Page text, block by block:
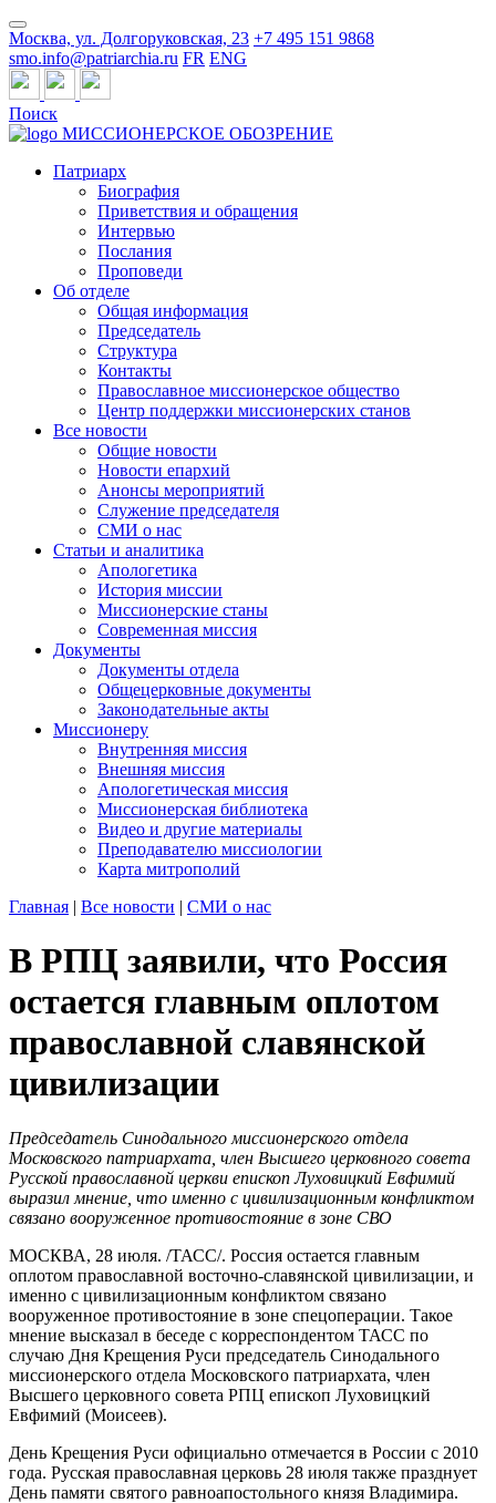
Москва, ул. Долгоруковская, 23 +7 495 151 9868
smo.info@patriarchia.ru FR ENG
Поиск
МИССИОНЕРСКОЕ ОБОЗРЕНИЕ
Патриарх
Биография
Приветствия и обращения
Интервью
Послания
Проповеди
Об отделе
Общая информация
Председатель
Структура
Контакты
Православное миссионерское общество
Центр поддержки миссионерских станов
Все новости
Общие новости
Новости епархий
Анонсы мероприятий
Служение председателя
СМИ о нас
Статьи и аналитика
Апологетика
История миссии
Миссионерские станы
Современная миссия
Документы
Документы отдела
Общецерковные документы
Законодательные акты
Миссионеру
Внутренняя миссия
Внешняя миссия
Апологетическая миссия
Миссионерская библиотека
Видео и другие материалы
Преподавателю миссиологии
Карта митрополий
Главная | Все новости | СМИ о нас
В РПЦ заявили, что Россия
остается главным оплотом
православной славянской
цивилизации
Председатель Синодального миссионерского отдела
Московского патриархата, член Высшего церковного совета
Русской православной церкви епископ Луховицкий Евфимий
выразил мнение, что именно с цивилизационным конфликтом
связано вооруженное противостояние в зоне СВО
МОСКВА, 28 июля. /ТАСС/. Россия остается главным
оплотом православной восточно-славянской цивилизации, и
именно с цивилизационным конфликтом связано
вооруженное противостояние в зоне спецоперации. Такое
мнение высказал в беседе с корреспондентом ТАСС по
случаю Дня Крещения Руси председатель Синодального
миссионерского отдела Московского патриархата, член
Высшего церковного совета РПЦ епископ Луховицкий
Евфимий (Моисеев).
День Крещения Руси официально отмечается в России с 2010
года. Русская православная церковь 28 июля также празднует
День памяти святого равноапостольного князя Владимира.